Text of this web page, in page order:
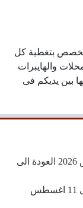
بتغطية كل
والهايبرات
بين يديكم فى
عروض المرشدى اليوم 5 – 11 اغسطس 2026 العودة الى
عروض المرشدى اليوم 5 اغسطس حتى 11 اغسطس